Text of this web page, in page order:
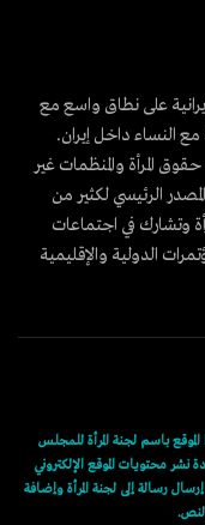
على نطاق واسع مع
مع النساء داخل إيران.
المرأة والمنظمات غير
الرئيسي لكثير من
وتشارك في اجتماعات
الدولية والإقليمية
باسم لجنة المرأة للمجلس
إذا كنت ترغب في إعادة نشر محتويات الموقع الإلكتروني
رسالة إلى لجنة المرأة وإضافة